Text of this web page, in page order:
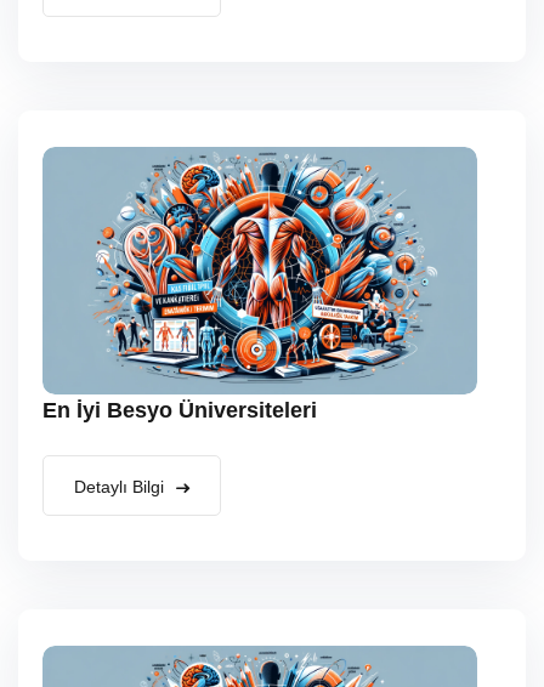
En İyi Besyo Üniversiteleri
Detaylı Bilgi